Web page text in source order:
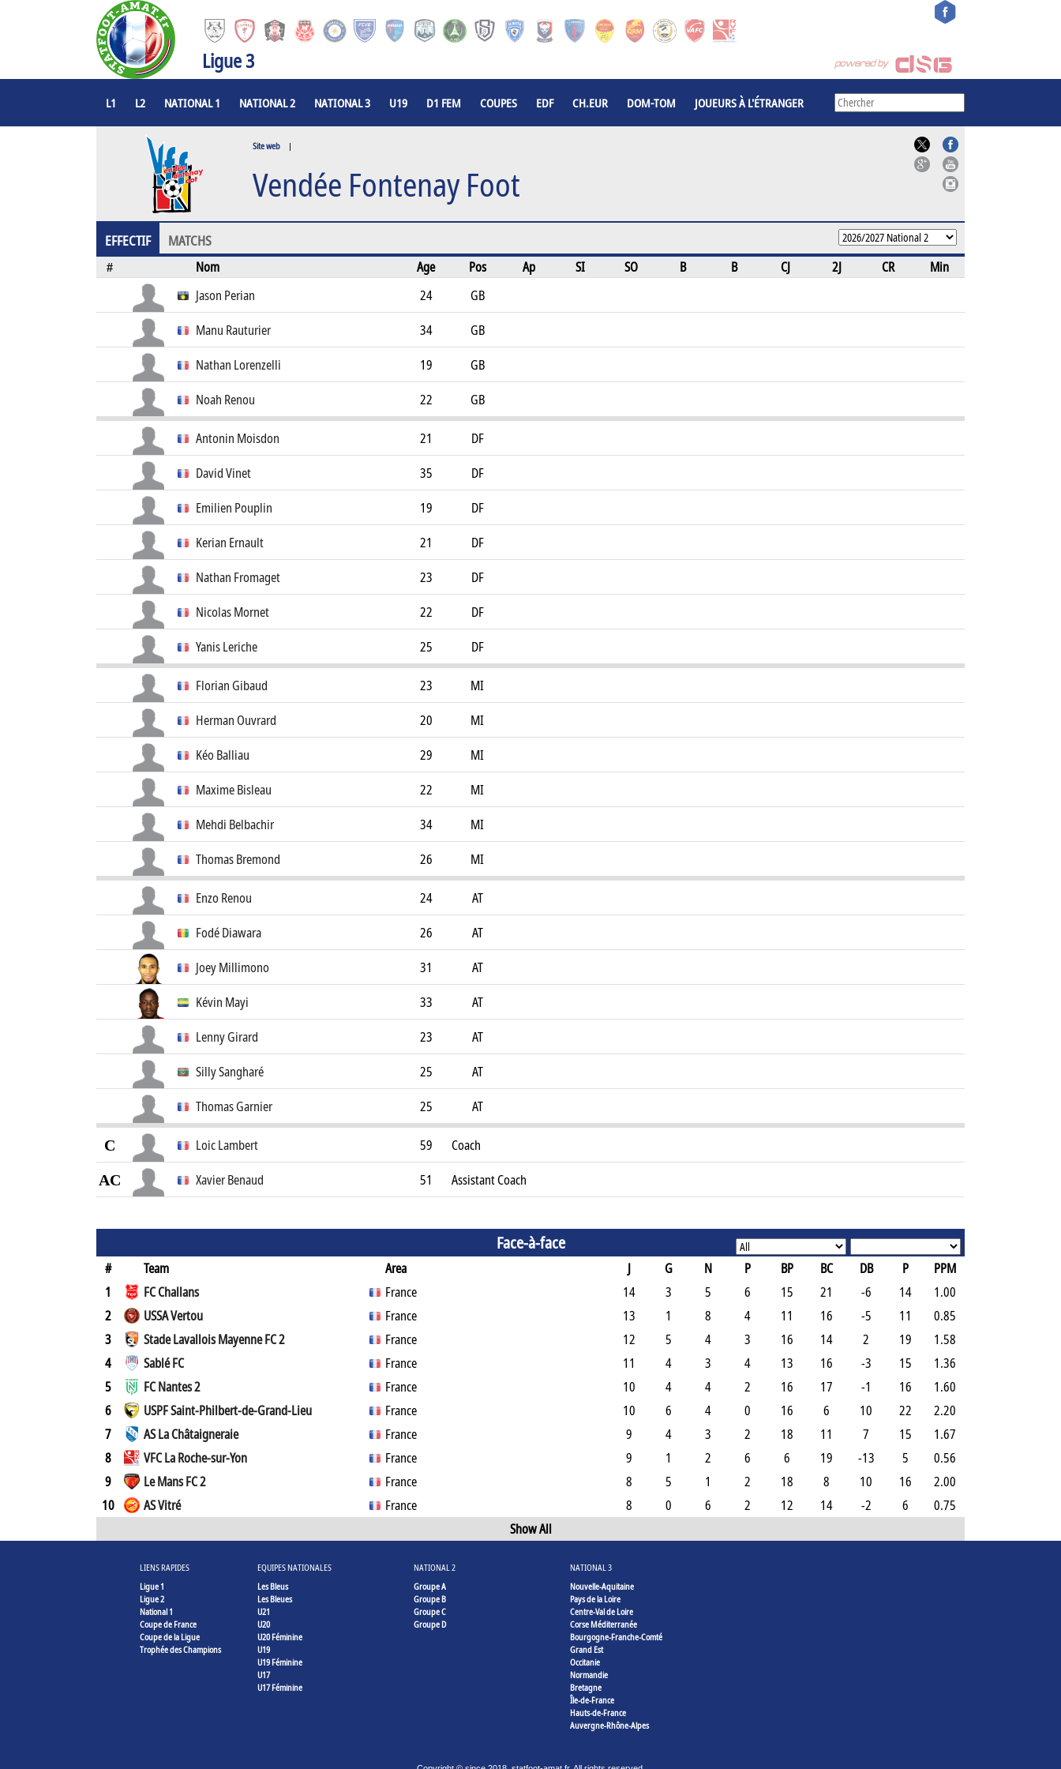
Ligue 3
L1 L2 NATIONAL 1 NATIONAL 2 NATIONAL 3 U19 D1 FEM COUPES EDF CH.EUR DOM-TOM JOUEURS À L'ÉTRANGER
Site web |
Vendée Fontenay Foot
EFFECTIF MATCHS
# Nom Age Pos Ap SI SO B B CJ 2J CR
Min
Jason Perian
24
GB
Manu Rauturier
34
GB
Nathan Lorenzelli
19
GB
Noah Renou
22 GB
Antonin Moisdon 21
DF
David Vinet
35
DF
Emilien Pouplin
19
DF
Kerian Ernault
21
DF
Nathan Fromaget
23
DF
Nicolas Mornet
22
DF
Yanis Leriche
25 DF
Florian Gibaud 23
MI
Herman Ouvrard
20
MI
Kéo Balliau
29
MI
Maxime Bisleau
22
MI
Mehdi Belbachir
34
MI
Thomas Bremond
26 MI
Enzo Renou 24
AT
Fodé Diawara
26
AT
Joey Millimono
31
AT
Kévin Mayi
33
AT
Lenny Girard
23
AT
Silly Sangharé
25
AT
Thomas Garnier
25 AT
C Loic Lambert 59
Coach
AC
Xavier Benaud 51 Assistant Coach
Face-à-face
# Team Area J G N P BP BC DB P
PPM
1
FC Challans France 14 3 5 6 15 21 -6 14
1.00
2
USSA Vertou France 13 1 8 4 11 16 -5 11
0.85
3
Stade Lavallois Mayenne FC 2 France 12 5 4 3 16 14 2 19
1.58
4
Sablé FC France 11 4 3 4 13 16 -3 15
1.36
5
FC Nantes 2 France 10 4 4 2 16 17 -1 16
1.60
6
USPF Saint-Philbert-de-Grand-Lieu France 10 6 4 0 16 6 10 22
2.20
7
AS La Châtaigneraie France 9 4 3 2 18 11 7 15
1.67
8
VFC La Roche-sur-Yon France 9 1 2 6 6 19 -13 5
0.56
9
Le Mans FC 2 France 8 5 1 2 18 8 10 16
2.00
10
AS Vitré France 8 0 6 2 12 14 -2 6
0.75
Show All
LIENS RAPIDES
Ligue 1
Ligue 2
National 1
Coupe de France
Coupe de la Ligue
Trophée des Champions
EQUIPES NATIONALES
Les Bleus
Les Bleues
U21
U20
U20 Féminine
U19
U19 Féminine
U17
U17 Féminine
NATIONAL 2
Groupe A
Groupe B
Groupe C
Groupe D
NATIONAL 3
Nouvelle-Aquitaine
Pays de la Loire
Centre-Val de Loire
Corse Méditerranée
Bourgogne-Franche-Comté
Grand Est
Occitanie
Normandie
Bretagne
Île-de-France
Hauts-de-France
Auvergne-Rhône-Alpes